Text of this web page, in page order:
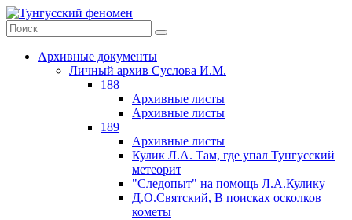
Архивные документы
Личный архив Суслова И.М.
188
Архивные листы
Архивные листы
189
Архивные листы
Кулик Л.А. Там, где упал Тунгусский
метеорит
"Следопыт" на помощь Л.А.Кулику
Д.О.Святский, В поисках осколков
кометы